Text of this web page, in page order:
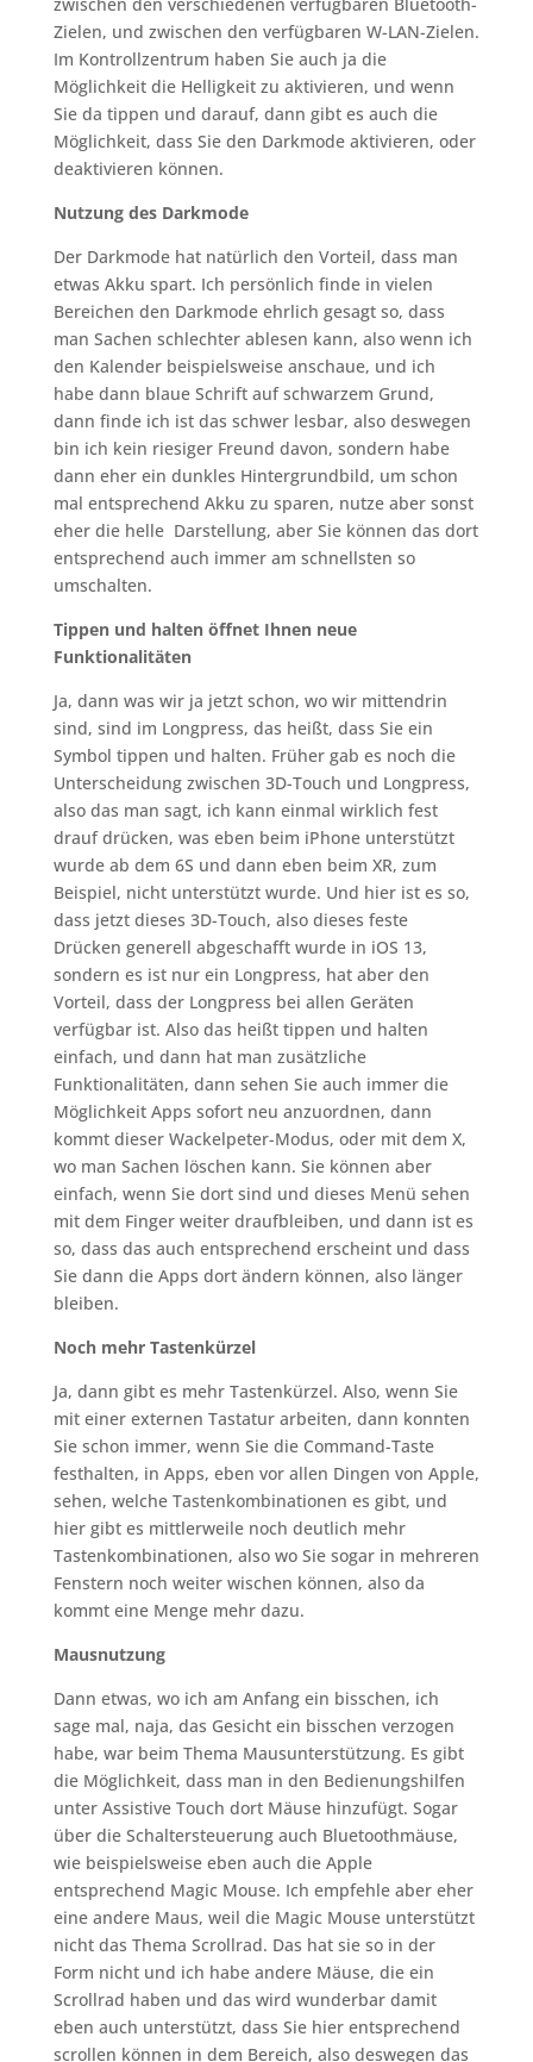
Zielen, und zwischen den verfügbaren W-LAN-Zielen.
Im Kontrollzentrum haben Sie auch ja die
Möglichkeit die Helligkeit zu aktivieren, und wenn
Sie da tippen und darauf, dann gibt es auch die
Möglichkeit, dass Sie den Darkmode aktivieren, oder
deaktivieren können.
Nutzung des Darkmode
Der Darkmode hat natürlich den Vorteil, dass man
etwas Akku spart. Ich persönlich finde in vielen
Bereichen den Darkmode ehrlich gesagt so, dass
man Sachen schlechter ablesen kann, also wenn ich
den Kalender beispielsweise anschaue, und ich
habe dann blaue Schrift auf schwarzem Grund,
dann finde ich ist das schwer lesbar, also deswegen
bin ich kein riesiger Freund davon, sondern habe
dann eher ein dunkles Hintergrundbild, um schon
mal entsprechend Akku zu sparen, nutze aber sonst
eher die helle Darstellung, aber Sie können das dort
entsprechend auch immer am schnellsten so
umschalten.
Tippen und halten öffnet Ihnen neue
Funktionalitäten
Ja, dann was wir ja jetzt schon, wo wir mittendrin
sind, sind im Longpress, das heißt, dass Sie ein
Symbol tippen und halten. Früher gab es noch die
Unterscheidung zwischen 3D-Touch und Longpress,
also das man sagt, ich kann einmal wirklich fest
drauf drücken, was eben beim iPhone unterstützt
wurde ab dem 6S und dann eben beim XR, zum
Beispiel, nicht unterstützt wurde. Und hier ist es so,
dass jetzt dieses 3D-Touch, also dieses feste
Drücken generell abgeschafft wurde in iOS 13,
sondern es ist nur ein Longpress, hat aber den
Vorteil, dass der Longpress bei allen Geräten
verfügbar ist. Also das heißt tippen und halten
einfach, und dann hat man zusätzliche
Funktionalitäten, dann sehen Sie auch immer die
Möglichkeit Apps sofort neu anzuordnen, dann
kommt dieser Wackelpeter-Modus, oder mit dem X,
wo man Sachen löschen kann. Sie können aber
einfach, wenn Sie dort sind und dieses Menü sehen
mit dem Finger weiter draufbleiben, und dann ist es
so, dass das auch entsprechend erscheint und dass
Sie dann die Apps dort ändern können, also länger
bleiben.
Noch mehr Tastenkürzel
Ja, dann gibt es mehr Tastenkürzel. Also, wenn Sie
mit einer externen Tastatur arbeiten, dann konnten
Sie schon immer, wenn Sie die Command-Taste
festhalten, in Apps, eben vor allen Dingen von Apple,
sehen, welche Tastenkombinationen es gibt, und
hier gibt es mittlerweile noch deutlich mehr
Tastenkombinationen, also wo Sie sogar in mehreren
Fenstern noch weiter wischen können, also da
kommt eine Menge mehr dazu.
Mausnutzung
Dann etwas, wo ich am Anfang ein bisschen, ich
sage mal, naja, das Gesicht ein bisschen verzogen
habe, war beim Thema Mausunterstützung. Es gibt
die Möglichkeit, dass man in den Bedienungshilfen
unter Assistive Touch dort Mäuse hinzufügt. Sogar
über die Schaltersteuerung auch Bluetoothmäuse,
wie beispielsweise eben auch die Apple
entsprechend Magic Mouse. Ich empfehle aber eher
eine andere Maus, weil die Magic Mouse unterstützt
nicht das Thema Scrollrad. Das hat sie so in der
Form nicht und ich habe andere Mäuse, die ein
Scrollrad haben und das wird wunderbar damit
eben auch unterstützt, dass Sie hier entsprechend
scrollen können in dem Bereich, also deswegen das